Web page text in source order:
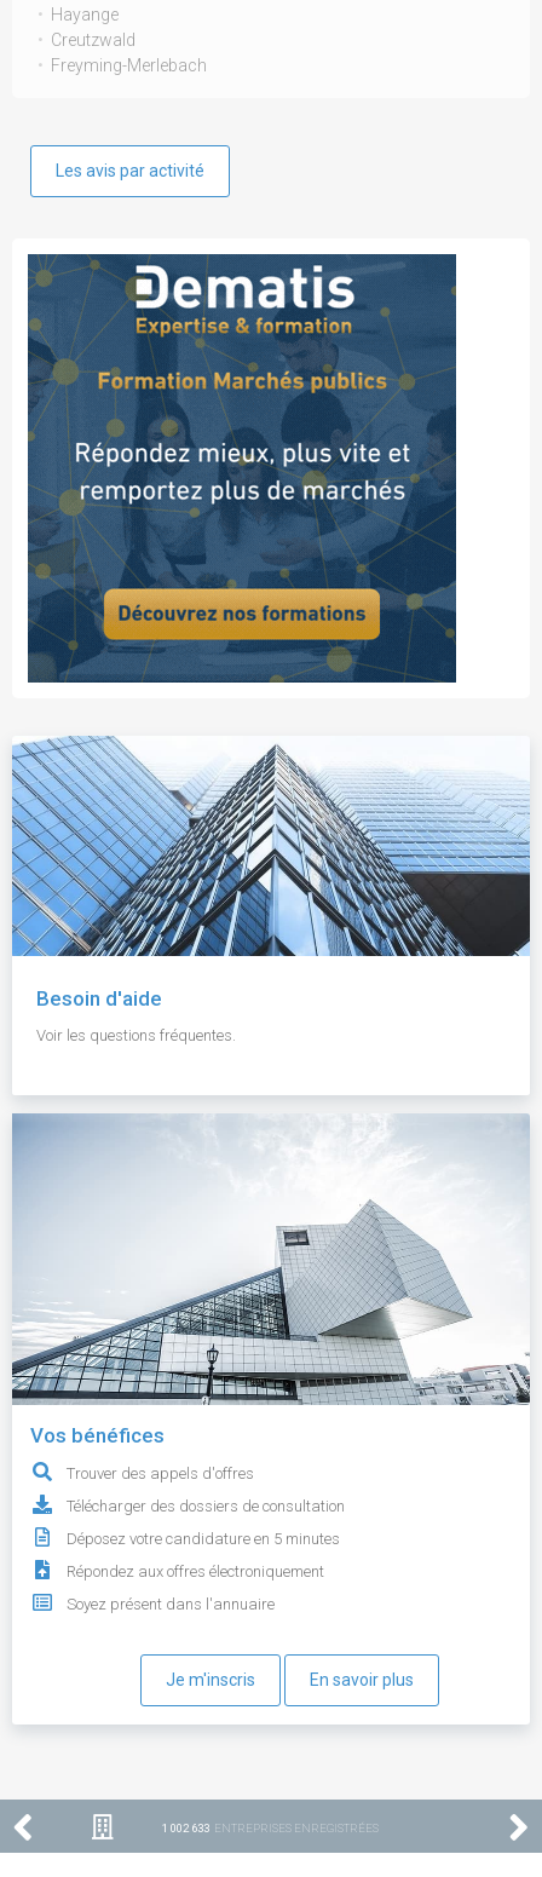
Hayange
Creutzwald
Freyming-Merlebach
Les avis par activité
Besoin d'aide
Voir les questions fréquentes.
Vos bénéfices
Trouver des appels d'offres
Télécharger des dossiers de consultation
Déposez votre candidature en 5 minutes
Répondez aux offres électroniquement
Soyez présent dans l'annuaire
Je m'inscris En savoir plus
1 002 633 ENTREPRISES ENREGISTRÉES